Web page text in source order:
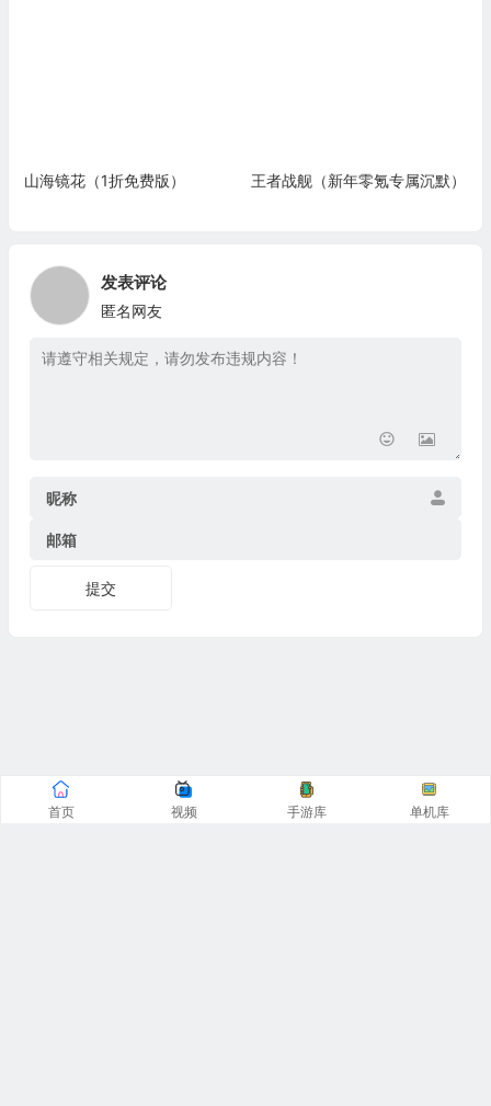
山海镜花（1折免费版） 王者战舰（新年零氪专属沉默）
发表评论
匿名网友
昵称
邮箱
提交
首页 视频 手游库 单机库